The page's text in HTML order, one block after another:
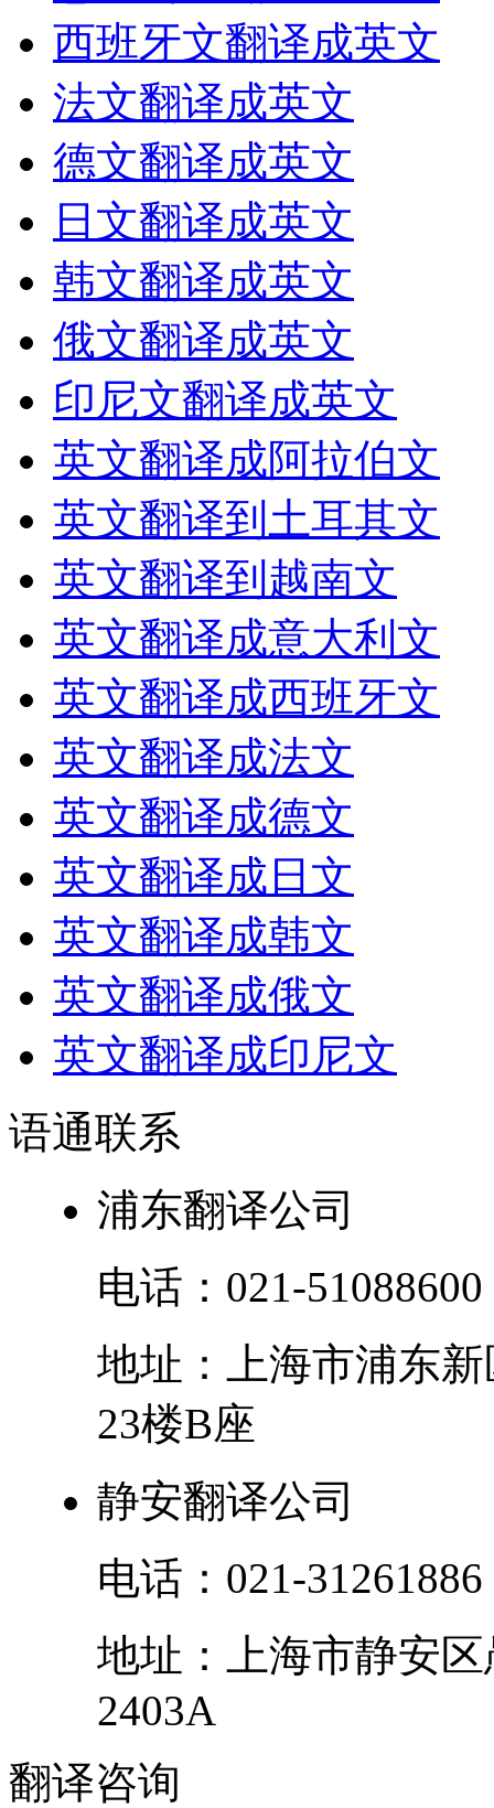
西班牙文翻译成英文
法文翻译成英文
德文翻译成英文
日文翻译成英文
韩文翻译成英文
俄文翻译成英文
印尼文翻译成英文
英文翻译成阿拉伯文
英文翻译到土耳其文
英文翻译到越南文
英文翻译成意大利文
英文翻译成西班牙文
英文翻译成法文
英文翻译成德文
英文翻译成日文
英文翻译成韩文
英文翻译成俄文
英文翻译成印尼文
语通联系
浦东翻译公司
电话： 021-51088600
地址：
上海市浦东新
23楼B座
静安翻译公司
电话： 021-31261886
地址：
上海市静安区
2403A
翻译咨询